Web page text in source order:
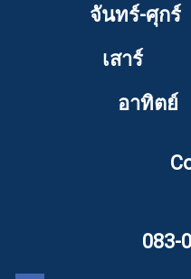
จันทร์-ศุกร์
เสาร์
อาทิตย์
083-